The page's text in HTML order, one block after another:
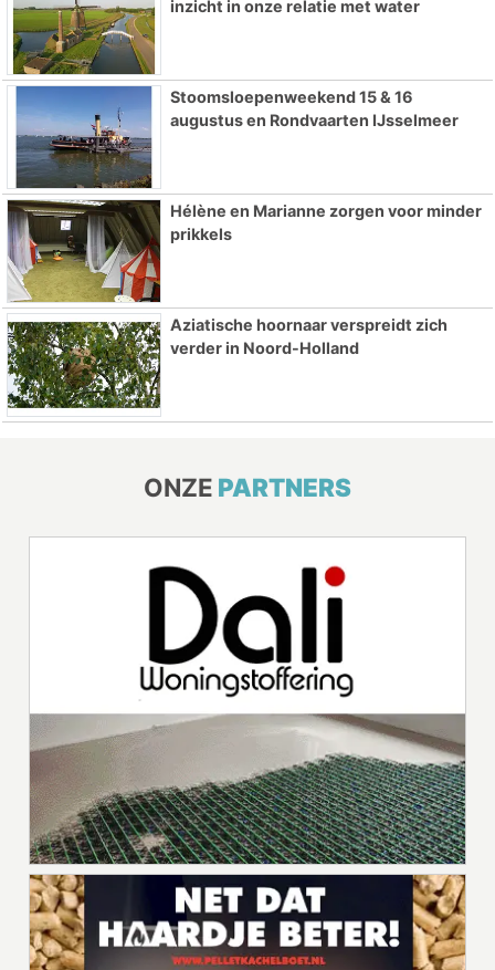
inzicht in onze relatie met water
Stoomsloepenweekend 15 & 16
augustus en Rondvaarten IJsselmeer
Hélène en Marianne zorgen voor minder
prikkels
Aziatische hoornaar verspreidt zich
verder in Noord-Holland
ONZE PARTNERS